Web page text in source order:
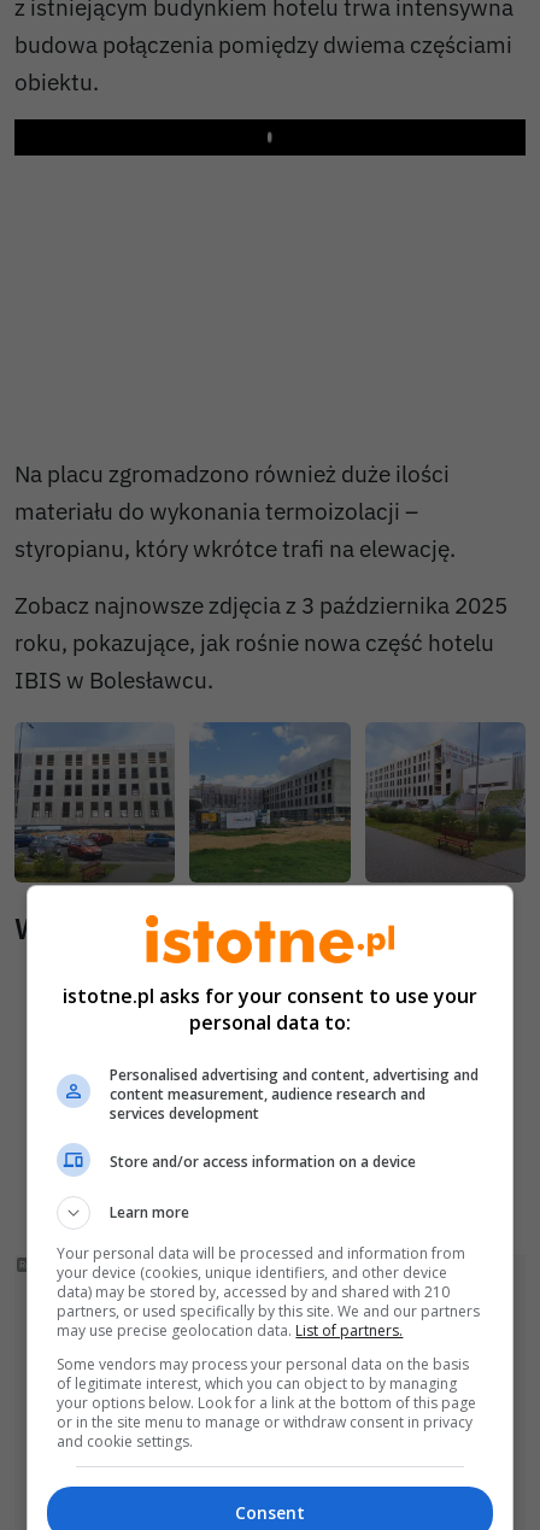
z istniejącym budynkiem hotelu trwa intensywna
budowa połączenia pomiędzy dwiema częściami
obiektu.
Play
Na placu zgromadzono również duże ilości
materiału do wykonania termoizolacji –
styropianu, który wkrótce trafi na elewację.
Zobacz najnowsze zdjęcia z 3 października 2025
roku, pokazujące, jak rośnie nowa część hotelu
IBIS w Bolesławcu.
Wiadomości pokrewne
osiedla będą mieli nowy market
razy większy. Obiekt ma już 142 pokoje i
apartamenty
Jest pomysł na zagospodarowanie górki w
parku. Popierasz?
istotne.pl asks for your consent to use your
personal data to:
Personalised advertising and content, advertising and
content measurement, audience research and
services development
Store and/or access information on a device
Learn more
Your personal data will be processed and information from
your device (cookies, unique identifiers, and other device
data) may be stored by, accessed by and shared with 210
partners, or used specifically by this site. We and our partners
may use precise geolocation data. List of partners.
Some vendors may process your personal data on the basis
of legitimate interest, which you can object to by managing
your options below. Look for a link at the bottom of this page
or in the site menu to manage or withdraw consent in privacy
and cookie settings.
Consent